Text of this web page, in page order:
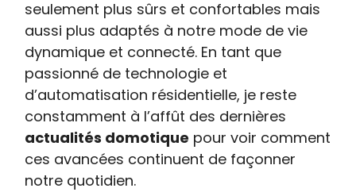
seulement plus sûrs et confortables mais
aussi plus adaptés à notre mode de vie
dynamique et connecté. En tant que
passionné de technologie et
d’automatisation résidentielle, je reste
constamment à l’affût des dernières
actualités domotique pour voir comment
ces avancées continuent de façonner
notre quotidien.